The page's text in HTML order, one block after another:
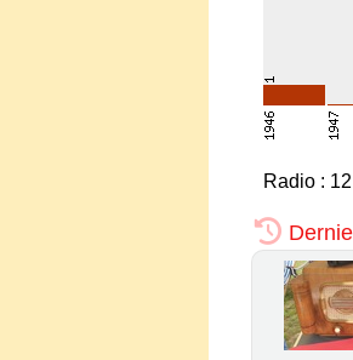
Radio :